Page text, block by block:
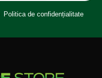
Politica de confidențialitate